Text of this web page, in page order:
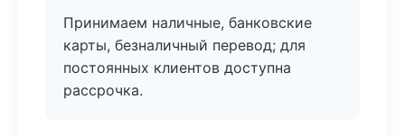
Принимаем наличные, банковские
карты, безналичный перевод; для
постоянных клиентов доступна
рассрочка.